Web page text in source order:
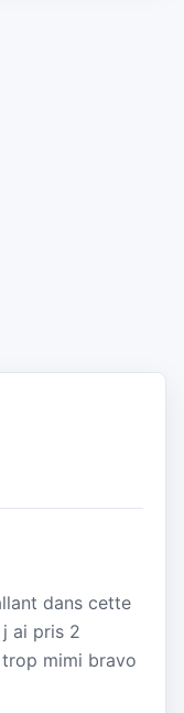
dans cette
ai pris 2
mimi bravo